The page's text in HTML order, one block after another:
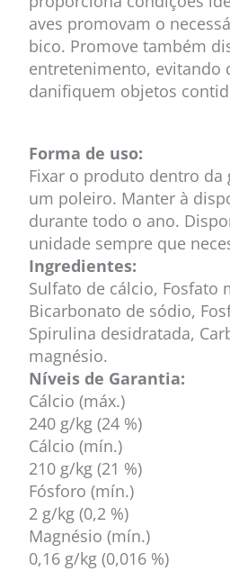
aves promovam o
bico. Promove também
entretenimento, evitando
danifiquem objetos
Forma de uso:
Fixar o produto dentro da
um poleiro. Manter à
durante todo o ano.
unidade sempre que
Ingredientes:
Sulfato de cálcio, Fosfato
Bicarbonato de sódio,
Spirulina desidratada,
magnésio.
Níveis de Garantia:
Cálcio (máx.)
240 g/kg (24 %)
Cálcio (mín.)
210 g/kg (21 %)
Fósforo (mín.)
2 g/kg (0,2 %)
Magnésio (mín.)
0,16 g/kg (0,016 %)